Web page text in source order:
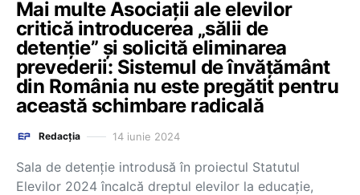
Mai multe Asociații ale elevilor
critică introducerea „sălii de
detenție” și solicită eliminarea
prevederii: Sistemul de învățământ
din România nu este pregătit pentru
această schimbare radicală
Redacția 14 iunie 2024
Sala de detenție introdusă în proiectul Statutul
Elevilor 2024 încalcă dreptul elevilor la educație,